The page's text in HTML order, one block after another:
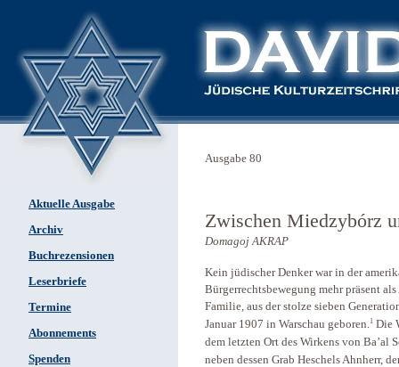
Aktuelle Ausgabe
Archiv
Buchrezensionen
Leserbriefe
Termine
Abonnements
Spenden
Ausgabe 80
Zwischen Miedzybórz
Domagoj AKRAP
Kein jüdischer Denker war in der
Bürgerrechtsbewegung mehr präsent
Familie, aus der stolze sieben
Januar 1907 in Warschau geboren.1 Die
dem letzten Ort des Wirkens von Ba’al
neben dessen Grab Heschels Ahnherr,